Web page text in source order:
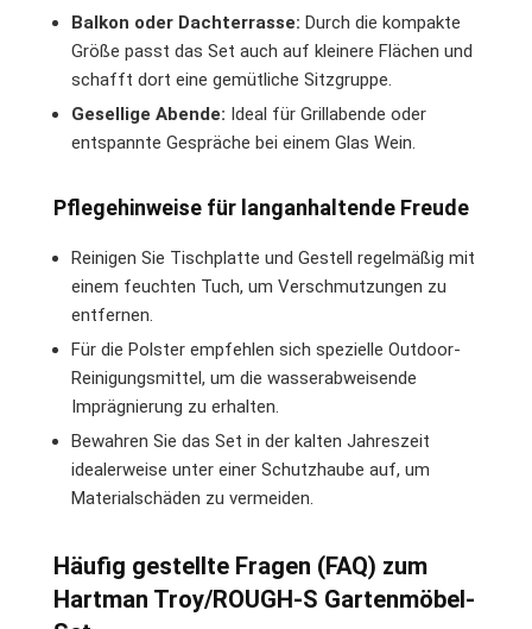
Balkon oder Dachterrasse: Durch die kompakte
Größe passt das Set auch auf kleinere Flächen und
schafft dort eine gemütliche Sitzgruppe.
Gesellige Abende: Ideal für Grillabende oder
entspannte Gespräche bei einem Glas Wein.
Pflegehinweise für langanhaltende Freude
Reinigen Sie Tischplatte und Gestell regelmäßig mit
einem feuchten Tuch, um Verschmutzungen zu
entfernen.
Für die Polster empfehlen sich spezielle Outdoor-
Reinigungsmittel, um die wasserabweisende
Imprägnierung zu erhalten.
Bewahren Sie das Set in der kalten Jahreszeit
idealerweise unter einer Schutzhaube auf, um
Materialschäden zu vermeiden.
Häufig gestellte Fragen (FAQ) zum
Hartman Troy/ROUGH-S Gartenmöbel-